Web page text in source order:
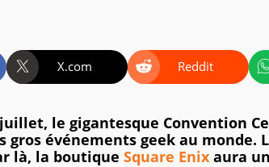
X.com Reddit
le gigantesque Convention
gros événements geek au
là, la boutique Square Enix aura